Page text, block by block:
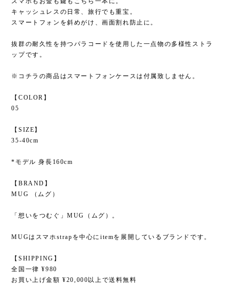
キャッシュレスの日常、旅行でも重宝。
スマートフォンを斜めがけ、画面割れ防止に。
抜群の耐久性を持つパラコードを使用した一点物の多様性ストラ
ップです。
※コチラの商品はスマートフォンケースは付属致しません。
【COLOR】
05
【SIZE】
35-40cm
*モデル 身長160cm
【BRAND】
MUG （ムグ）
「想いをつむぐ」MUG（ムグ）。
MUGはスマホstrapを中心にitemを展開しているブランドです。
【SHIPPING】
全国一律 ¥980
お買い上げ金額 ¥20,000以上で送料無料